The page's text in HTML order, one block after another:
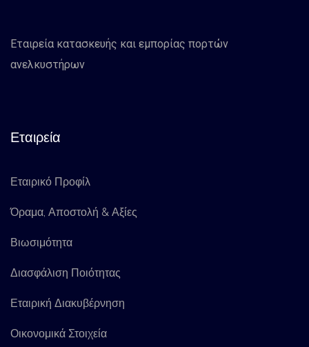
Εταιρεία κατασκευής και εμπορίας πορτών
ανελκυστήρων
Εταιρεία
Εταιρικό Προφίλ
Όραμα, Αποστολή & Αξίες
Βιωσιμότητα
Διασφάλιση Ποιότητας
Εταιρική Διακυβέρνηση
Οικονομικά Στοιχεία